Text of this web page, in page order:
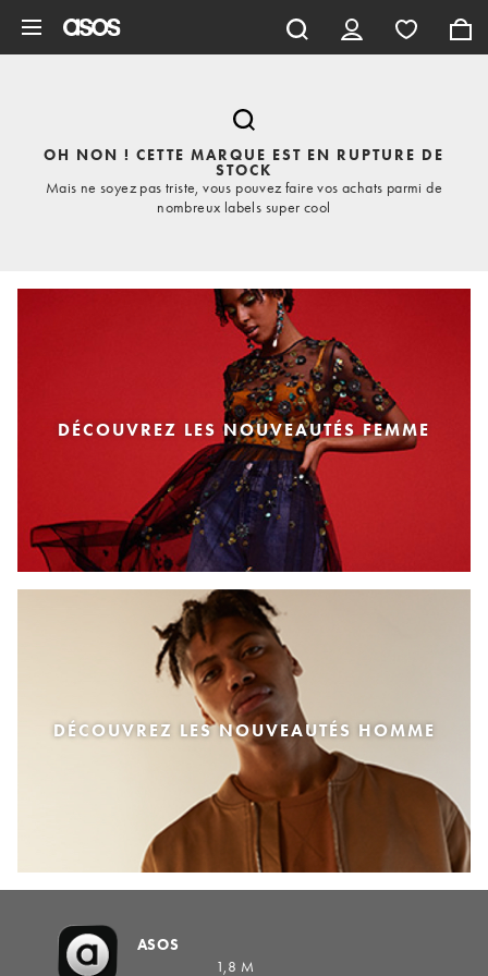
OH NON ! CETTE MARQUE EST EN RUPTURE DE
STOCK
Mais ne soyez pas triste, vous pouvez faire vos achats parmi de
nombreux labels super cool
DÉCOUVREZ LES NOUVEAUTÉS FEMME
DÉCOUVREZ LES NOUVEAUTÉS HOMME
ASOS
1,8 M